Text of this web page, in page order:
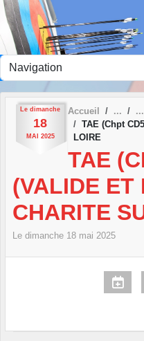
Le dimanche
18
MAI 2025
Accueil
TAE (Chpt
LOIRE
TAE
(VALIDE ET
CHARITE
Le dimanche 18 mai 2025
Panneau de gestion des